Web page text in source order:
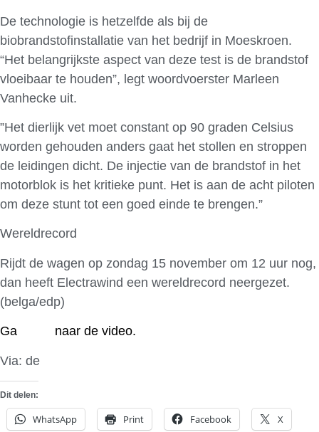
De technologie is hetzelfde als bij de
biobrandstofinstallatie van het bedrijf in Moeskroen.
“Het belangrijkste aspect van deze test is de brandstof
vloeibaar te houden”, legt woordvoerster Marleen
Vanhecke uit.
”Het dierlijk vet moet constant op 90 graden Celsius
worden gehouden anders gaat het stollen en stroppen
de leidingen dicht. De injectie van de brandstof in het
motorblok is het kritieke punt. Het is aan de acht piloten
om deze stunt tot een goed einde te brengen.”
Wereldrecord
Rijdt de wagen op zondag 15 november om 12 uur nog,
dan heeft Electrawind een wereldrecord neergezet.
(belga/edp)
Ga naar de video.
Via: de
Dit delen:
WhatsApp Print Facebook X